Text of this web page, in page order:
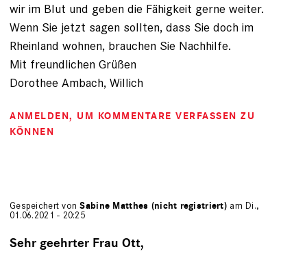
wir im Blut und geben die Fähigkeit gerne weiter.
Wenn Sie jetzt sagen sollten, dass Sie doch im
Rheinland wohnen, brauchen Sie Nachhilfe.
Mit freundlichen Grüßen
Dorothee Ambach, Willich
ANMELDEN, UM KOMMENTARE VERFASSEN ZU
KÖNNEN
Gespeichert vonSabine Matthes (nicht registriert) am Di.,
01.06.2021 - 20:25
Sehr geehrter Frau Ott,